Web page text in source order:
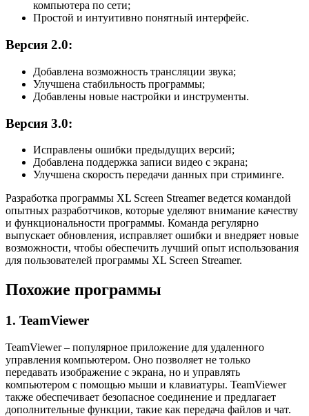
компьютера по сети;
Простой и интуитивно понятный интерфейс.
Версия 2.0:
Добавлена возможность трансляции звука;
Улучшена стабильность программы;
Добавлены новые настройки и инструменты.
Версия 3.0:
Исправлены ошибки предыдущих версий;
Добавлена поддержка записи видео с экрана;
Улучшена скорость передачи данных при стриминге.
Разработка программы XL Screen Streamer ведется командой
опытных разработчиков, которые уделяют внимание качеству
и функциональности программы. Команда регулярно
выпускает обновления, исправляет ошибки и внедряет новые
возможности, чтобы обеспечить лучший опыт использования
для пользователей программы XL Screen Streamer.
Похожие программы
1. TeamViewer
TeamViewer – популярное приложение для удаленного
управления компьютером. Оно позволяет не только
передавать изображение с экрана, но и управлять
компьютером с помощью мыши и клавиатуры. TeamViewer
также обеспечивает безопасное соединение и предлагает
дополнительные функции, такие как передача файлов и чат.